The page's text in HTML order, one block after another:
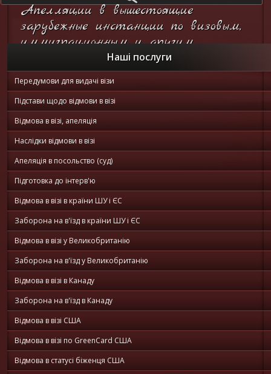
Апелляции в вышестоящие
зарубежные инстанции по визовым,
иммиграционным и другим
Он-лайн
консультация
Наші послуги
Передумови для видачі візи
Підстави щодо відмови в візі
Відмова в візі, апеляція
Наслідки відмови в візі
Апеляція в посольство (суд)
Підготовка до інтерв'ю
Відмова в візі в країни ШУ і ЄС
Заборона на в'їзд в країни ШУ і ЄС
Відмова в візі у Великобританію
Заборона на в'їзд у Великобританію
Відмова в візі в Канаду
Заборона на в'їзд в Канаду
Відмова в візі США
Відмова в візі по GreenCard США
Відмова в статусі біженця США